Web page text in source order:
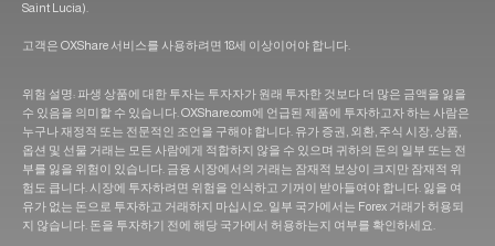
Saint Lucia).
고객은 OXShare 서비스를 사용하려면 18세 이상이어야 합니다.
위험 설명: 파생 상품에 대한 투자는 투자자가 원래 투자한 것보다 더 많은 금액을 잃을
수 있음을 의미할 수 있습니다. OXShare.com에 언급된 제품에 투자하고자 하는 사람은
누구나 재정적 또는 전문적인 조언을 구해야 합니다. 유가 증권, 외환, 주식 시장, 상품,
옵션 및 선물 거래는 모든 사람에게 적합하지 않을 수 있으며 귀하의 돈의 일부 또는 전
부를 잃을 위험이 있습니다. 금융 시장에서의 거래는 잠재적 보상이 크지만 잠재적 위
험도 큽니다. 시장에 투자하려면 위험을 인식하고 기꺼이 받아들여야 합니다. 잃을 여
유가 없는 돈으로 투자하고 거래하지 마십시오. 일부 국가에서는 Forex 거래가 허용되
지 않습니다. 돈을 투자하기 전에 해당 국가에서 허용하는지 여부를 확인하세요.